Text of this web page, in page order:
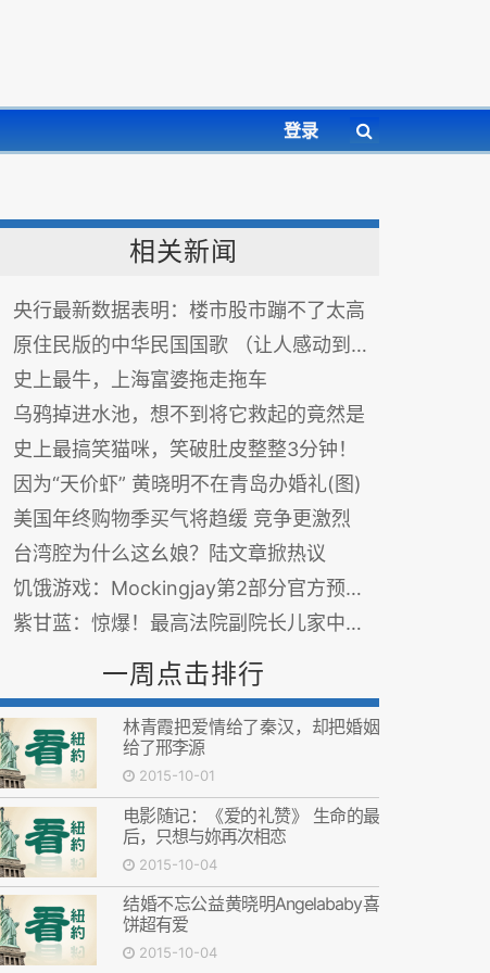
登录
相关新闻
央行最新数据表明：楼市股市蹦不了太高
原住民版的中华民国国歌 （让人感动到喷泪）
史上最牛，上海富婆拖走拖车
乌鸦掉进水池，想不到将它救起的竟然是
史上最搞笑猫咪，笑破肚皮整整3分钟！
因为“天价虾” 黄晓明不在青岛办婚礼(图)
美国年终购物季买气将趋缓 竞争更激烈
台湾腔为什么这幺娘？陆文章掀热议
饥饿游戏：Mockingjay第2部分官方预告片 - “欢迎来到第76届饥饿游戏”
紫甘蓝：惊爆！最高法院副院长儿家中抄出三亿现金
一周点击排行
林青霞把爱情给了秦汉，却把婚姻
给了邢李源
2015-10-01
电影随记：《爱的礼赞》 生命的最
后，只想与妳再次相恋
2015-10-04
结婚不忘公益黄晓明Angelababy喜
饼超有爱
2015-10-04